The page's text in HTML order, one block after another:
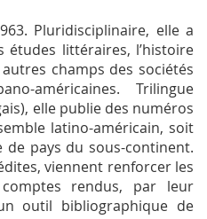
Pluridisciplinaire, elle a
littéraires, l’histoire
champs des sociétés
américaines. Trilingue
elle publie des numéros
latino-américain, soit
pays du sous-continent.
viennent renforcer les
rendus, par leur
outil bibliographique de